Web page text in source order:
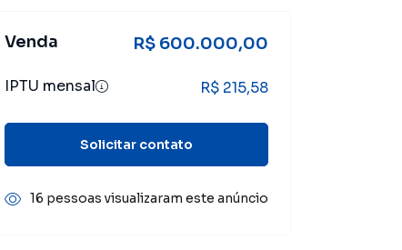
Venda R$ 600.000,00
IPTU mensal R$ 215,58
Solicitar contato
16 pessoas visualizaram este anúncio